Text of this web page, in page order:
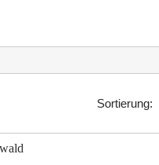
Sortierung: